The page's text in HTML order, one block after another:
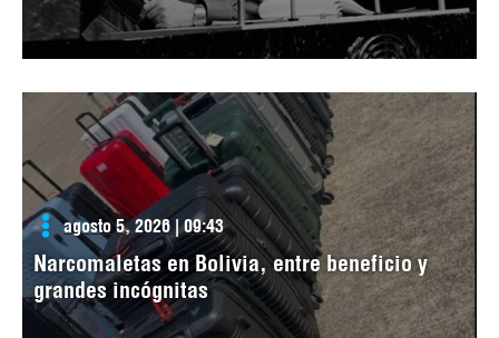
agosto 5, 2026 | 09:43
Narcomaletas en Bolivia, entre beneficio y
grandes incógnitas